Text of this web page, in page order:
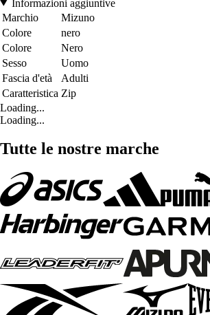
Informazioni aggiuntive
Marchio
Mizuno
Colore
nero
Colore
Nero
Sesso
Uomo
Fascia d'età
Adulti
Caratteristica Zip
Loading...
Loading...
Tutte le nostre marche